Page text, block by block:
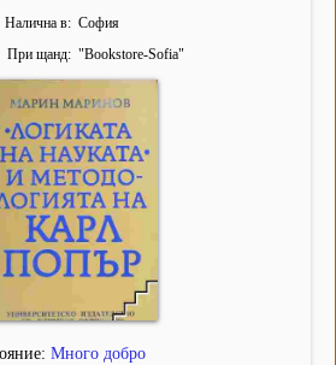
Налична в
София
При щанд
"Bookstore-Sofia"
Много добро